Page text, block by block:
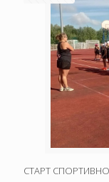
СТАРТ